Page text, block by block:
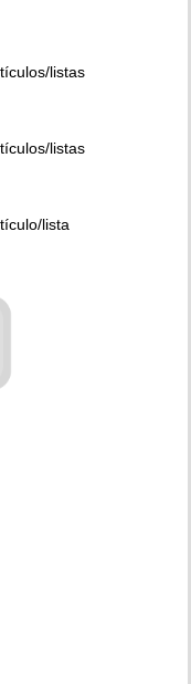
listas
listas
lista